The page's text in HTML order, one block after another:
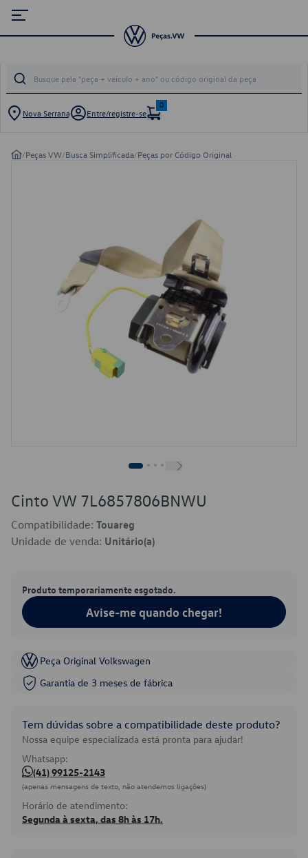
Nova Serrana Entre/registre-se
0
/Peças VW/Busca Simplificada/Peças por Código Original
Cinto VW 7L6857806BNWU
Compatibilidade: Touareg
Unidade de venda: Unitário(a)
Produto temporariamente esgotado.
Avise-me quando chegar!
Peça Original Volkswagen
Garantia de 3 meses de fábrica
Tem dúvidas sobre a compatibilidade deste produto?
Nossa equipe especializada está pronta para ajudar!
Whatsapp:
(41) 99125-2143
(apenas mensagens de texto, não atendemos ligações)
Horário de atendimento:
Segunda à sexta, das 8h às 17h.